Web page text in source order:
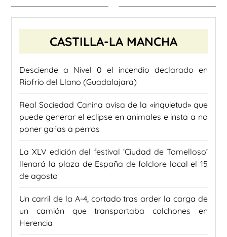
CASTILLA-LA MANCHA
Desciende a Nivel 0 el incendio declarado en
Riofrío del Llano (Guadalajara)
Real Sociedad Canina avisa de la «inquietud» que
puede generar el eclipse en animales e insta a no
poner gafas a perros
La XLV edición del festival ‘Ciudad de Tomelloso’
llenará la plaza de España de folclore local el 15
de agosto
Un carril de la A-4, cortado tras arder la carga de
un camión que transportaba colchones en
Herencia